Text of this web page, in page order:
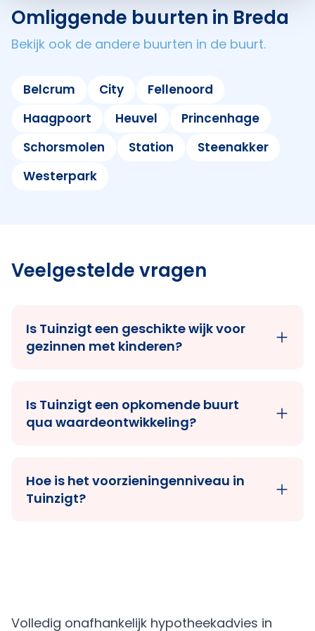
Omliggende buurten in Breda
Bekijk ook de andere buurten in de buurt.
Belcrum City
Fellenoord
Haagpoort
Heuvel
Princenhage
Schorsmolen
Station
Steenakker
Westerpark
Veelgestelde vragen
Is Tuinzigt een geschikte wijk voor
gezinnen met kinderen?
Is Tuinzigt een opkomende buurt
qua waardeontwikkeling?
Hoe is het voorzieningenniveau in
Tuinzigt?
Volledig onafhankelijk hypotheekadvies in